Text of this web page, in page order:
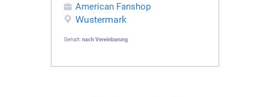
American Fanshop
Wustermark
Gehalt: nach Vereinbarung